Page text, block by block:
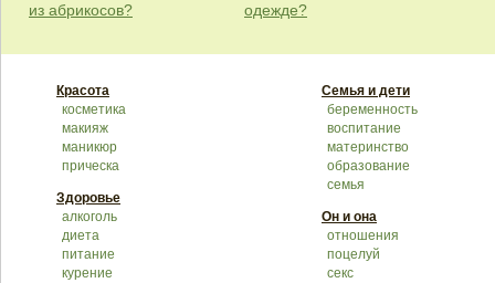
из абрикосов?
одежде?
Красота
косметика
макияж
маникюр
прическа
Здоровье
алкоголь
диета
питание
курение
Семья и дети
беременность
воспитание
материнство
образование
семья
Он и она
отношения
поцелуй
секс